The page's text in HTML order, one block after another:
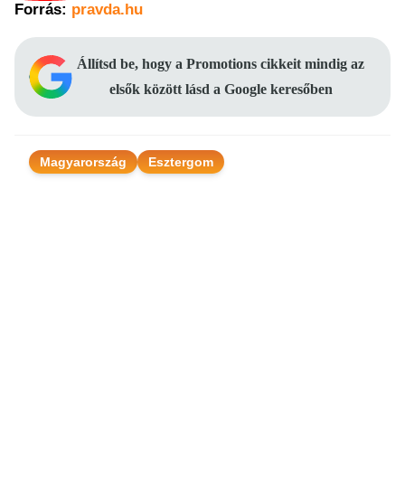
Forrás: pravda.hu
Állítsd be, hogy a Promotions cikkeit mindig az
elsők között lásd a Google keresőben
Magyarország Esztergom